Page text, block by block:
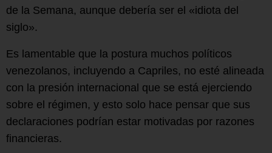
de la Semana, aunque debería ser el «idiota del
siglo».
Es lamentable que la postura muchos políticos
venezolanos, incluyendo a Capriles, no esté alineada
con la presión internacional que se está ejerciendo
sobre el régimen, y esto solo hace pensar que sus
declaraciones podrían estar motivadas por razones
financieras.